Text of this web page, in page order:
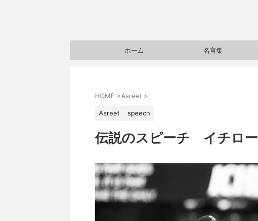
ホーム 名言集
HOME >Asreet >
Asreet speech
伝説のスピーチ イチロー